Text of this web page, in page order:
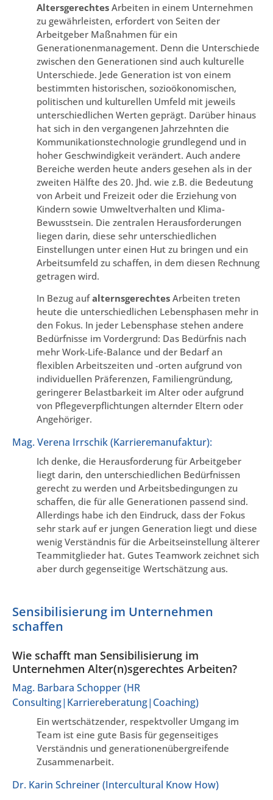
Altersgerechtes Arbeiten in einem Unternehmen
zu gewährleisten, erfordert von Seiten der
Arbeitgeber Maßnahmen für ein
Generationenmanagement. Denn die Unterschiede
zwischen den Generationen sind auch kulturelle
Unterschiede. Jede Generation ist von einem
bestimmten historischen, sozioökonomischen,
politischen und kulturellen Umfeld mit jeweils
unterschiedlichen Werten geprägt. Darüber hinaus
hat sich in den vergangenen Jahrzehnten die
Kommunikationstechnologie grundlegend und in
hoher Geschwindigkeit verändert. Auch andere
Bereiche werden heute anders gesehen als in der
zweiten Hälfte des 20. Jhd. wie z.B. die Bedeutung
von Arbeit und Freizeit oder die Erziehung von
Kindern sowie Umweltverhalten und Klima-
Bewusstsein. Die zentralen Herausforderungen
liegen darin, diese sehr unterschiedlichen
Einstellungen unter einen Hut zu bringen und ein
Arbeitsumfeld zu schaffen, in dem diesen Rechnung
getragen wird.
In Bezug aufalternsgerechtes Arbeiten treten
heute die unterschiedlichen Lebensphasen mehr in
den Fokus. In jeder Lebensphase stehen andere
Bedürfnisse im Vordergrund: Das Bedürfnis nach
mehr Work-Life-Balance und der Bedarf an
flexiblen Arbeitszeiten und -orten aufgrund von
individuellen Präferenzen, Familiengründung,
geringerer Belastbarkeit im Alter oder aufgrund
von Pflegeverpflichtungen alternder Eltern oder
Angehöriger.
Mag. Verena Irrschik (Karrieremanufaktur):
Ich denke, die Herausforderung für Arbeitgeber
liegt darin, den unterschiedlichen Bedürfnissen
gerecht zu werden und Arbeitsbedingungen zu
schaffen, die für alle Generationen passend sind.
Allerdings habe ich den Eindruck, dass der Fokus
sehr stark auf er jungen Generation liegt und diese
wenig Verständnis für die Arbeitseinstellung älterer
Teammitglieder hat. Gutes Teamwork zeichnet sich
aber durch gegenseitige Wertschätzung aus.
Sensibilisierung im Unternehmen
schaffen
Wie schafft man Sensibilisierung im
Unternehmen Alter(n)sgerechtes Arbeiten?
Mag. Barbara Schopper (HR
Consulting|Karriereberatung|Coaching)
Ein wertschätzender, respektvoller Umgang im
Team ist eine gute Basis für gegenseitiges
Verständnis und generationenübergreifende
Zusammenarbeit.
Dr. Karin Schreiner (Intercultural Know How)